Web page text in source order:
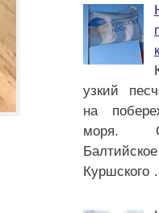
узкий
на
моря.
Куршского